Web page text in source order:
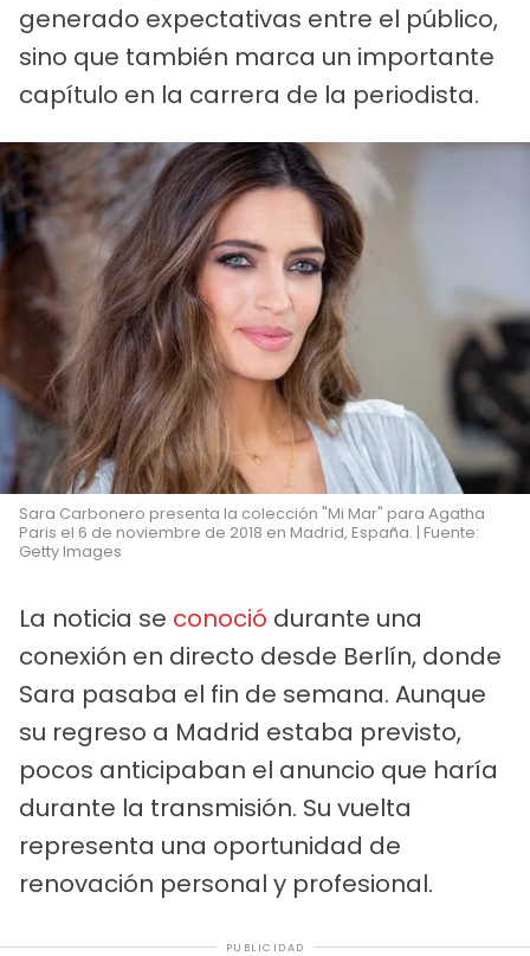
generado expectativas entre el público,
sino que también marca un importante
capítulo en la carrera de la periodista.
Sara Carbonero presenta la colección "Mi Mar" para Agatha
Paris el 6 de noviembre de 2018 en Madrid, España. | Fuente:
Getty Images
La noticia se conoció durante una
conexión en directo desde Berlín, donde
Sara pasaba el fin de semana. Aunque
su regreso a Madrid estaba previsto,
pocos anticipaban el anuncio que haría
durante la transmisión. Su vuelta
representa una oportunidad de
renovación personal y profesional.
PUBLICIDAD